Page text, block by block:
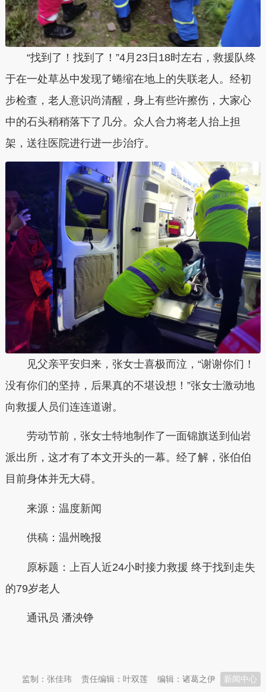
“找到了！找到了！”4月23日18时左右，救援队终
于在一处草丛中发现了蜷缩在地上的失联老人。经初
步检查，老人意识尚清醒，身上有些许擦伤，大家心
中的石头稍稍落下了几分。众人合力将老人抬上担
架，送往医院进行进一步治疗。
见父亲平安归来，张女士喜极而泣，“谢谢你们！
没有你们的坚持，后果真的不堪设想！”张女士激动地
向救援人员们连连道谢。
劳动节前，张女士特地制作了一面锦旗送到仙岩
派出所，这才有了本文开头的一幕。经了解，张伯伯
目前身体并无大碍。
来源：温度新闻
供稿： 温州晚报
原标题：
上百人近24小时接力救援 终于找到走失
的79岁老人
通讯员 潘泱铮
新闻中心
编辑：诸葛之伊
责任编辑：叶双莲
监制：张佳玮